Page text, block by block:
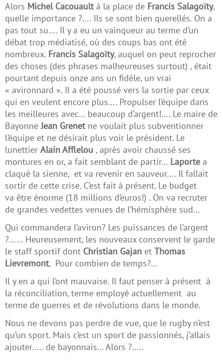
Alors Michel Cacouaultà la place de Francis Salagoïty,
quelle importance ?…. Ils se sont bien querellés. On a
pas tout su…. Il y a eu un vainqueur au terme d’un
débat trop médiatisé, où des coups bas ont été
nombreux. Francis Salagoïty, auquel on peut reprocher
des choses (des phrases malheureuses surtout) , était
pourtant depuis onze ans un fidèle, un vrai
« avironnard ». Il a été poussé vers la sortie par ceux
qui en veulent encore plus…. Propulser l’équipe dans
les meilleures avec… beaucoup d’argent!…. Le maire de
BayonneJean Grenetne voulait plus subventionner
l’équipe et ne désirait plus voir le président. Le
lunettier Alain Afflelou , après avoir chaussé ses
montures en or, a fait semblant de partir… Laporte a
claqué la sienne, et va revenir en sauveur…. Il fallait
sortir de cette crise. C’est fait à présent. Le budget
va être énorme (18 millions d’euros!) . On va recruter
de grandes vedettes venues de l’hémisphère sud…
Qui commandera l’aviron? Les puissances de l’argent
?…… Heureusement, les nouveaux conservent le garde
le staff sportif dont Christian Gajan et Thomas
Lievremont, Pour combien de temps?…
Il y en a qui l’ont mauvaise. Il faut penser à présent à
la réconciliation, terme employé actuellement au
terme de guerres et de révolutions dans le monde.
Nous ne devons pas perdre de vue, que le rugby n’est
qu’un sport. Mais c’est un sport de passionnés, j’allais
ajouter….. de bayonnais… Alors ?…..